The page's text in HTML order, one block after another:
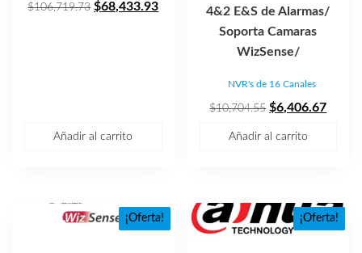
$106,719.73 El
$68,433.93El
Añadir al carrito
4&2 E&S de Alarmas/
Soporta Camaras
WizSense/
NVR's de 16 Canales
$10,704.55 El
$6,406.67El
Añadir al carrito
¡Oferta! ¡Oferta!